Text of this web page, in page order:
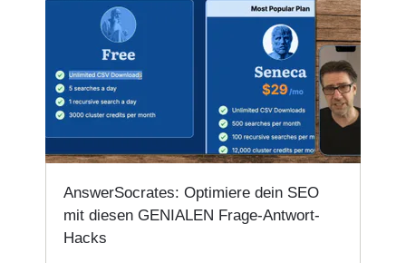
AnswerSocrates: Optimiere dein SEO
mit diesen GENIALEN Frage-Antwort-
Hacks